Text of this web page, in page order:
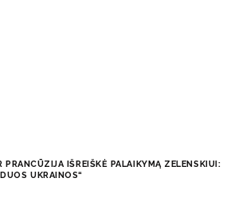
PRANCŪZIJA IŠREIŠKĖ PALAIKYMĄ ZELENSKIUI:
UKRAINOS“